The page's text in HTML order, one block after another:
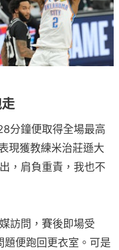
分鐘便取得全場最高
現獲教練米治莊遜大
，肩負重責，我也不
訪問，賽後即場受
便跑回更衣室。可是